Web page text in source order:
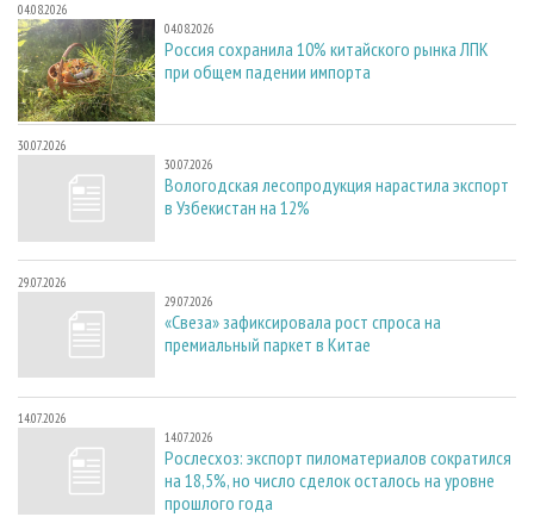
04.08.2026
04.08.2026
Россия сохранила 10% китайского рынка ЛПК
при общем падении импорта
30.07.2026
30.07.2026
Вологодская лесопродукция нарастила экспорт
в Узбекистан на 12%
29.07.2026
29.07.2026
«Свеза» зафиксировала рост спроса на
премиальный паркет в Китае
14.07.2026
14.07.2026
Рослесхоз: экспорт пиломатериалов сократился
на 18,5%, но число сделок осталось на уровне
прошлого года